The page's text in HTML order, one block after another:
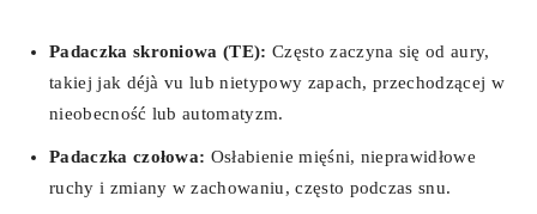
Padaczka skroniowa (TE): Często zaczyna się od aury,
takiej jak déjà vu lub nietypowy zapach, przechodzącej w
nieobecność lub automatyzm.
Padaczka czołowa: Osłabienie mięśni, nieprawidłowe
ruchy i zmiany w zachowaniu, często podczas snu.